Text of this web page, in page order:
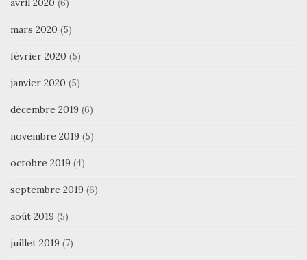
mars 2020 (5)
février 2020 (5)
janvier 2020 (5)
décembre 2019 (6)
novembre 2019 (5)
octobre 2019 (4)
septembre 2019 (6)
août 2019 (5)
juillet 2019 (7)